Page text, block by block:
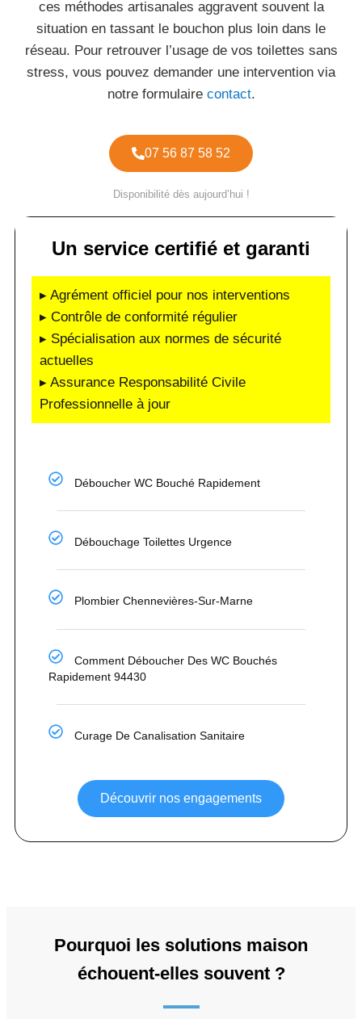
ces méthodes artisanales aggravent souvent la
situation en tassant le bouchon plus loin dans le
réseau. Pour retrouver l’usage de vos toilettes sans
stress, vous pouvez demander une intervention via
notre formulaire contact.
07 56 87 58 52
Disponibilité dès aujourd’hui !
Un service certifié et garanti
▸ Agrément officiel pour nos interventions
▸ Contrôle de conformité régulier
▸ Spécialisation aux normes de sécurité
actuelles
▸ Assurance Responsabilité Civile
Professionnelle à jour
Déboucher WC Bouché Rapidement
Débouchage Toilettes Urgence
Plombier Chennevières-Sur-Marne
Comment Déboucher Des WC Bouchés
Rapidement 94430
Curage De Canalisation Sanitaire
Découvrir nos engagements
Pourquoi les solutions maison
échouent-elles souvent ?